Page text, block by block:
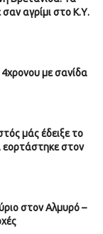
σαν αγρίμι στο Κ.Υ.
με σανίδα
μάς έδειξε το
εορτάστηκε στον
στον Αλμυρό –